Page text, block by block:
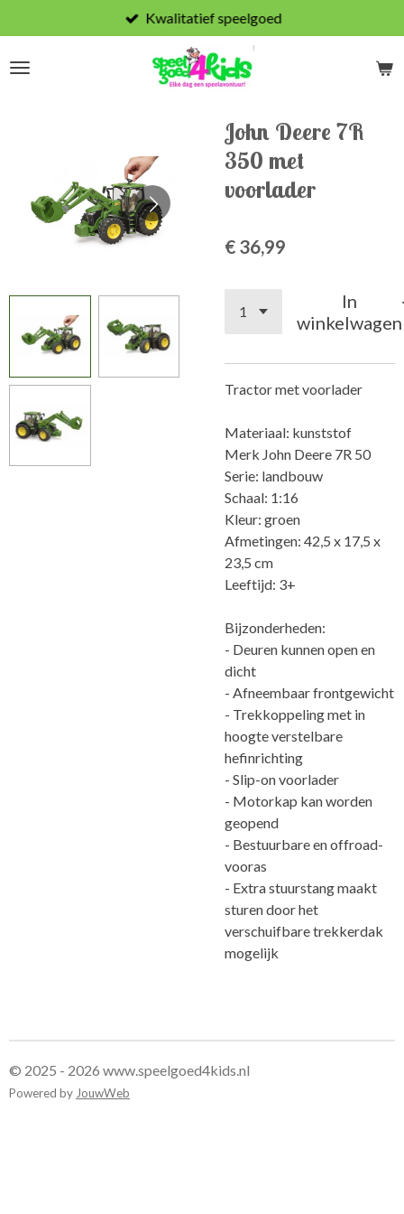
direct
naar
Kwalitatief speelgoed
John Deere 7R
350 met
voorlader
€ 36,99
In
winkelwagen
Tractor met voorlader
Materiaal: kunststof
Merk John Deere 7R 50
Serie: landbouw
Schaal: 1:16
Kleur: groen
Afmetingen: 42,5 x 17,5 x
23,5 cm
Leeftijd: 3+
Bijzonderheden:
- Deuren kunnen open en
dicht
- Afneembaar frontgewicht
- Trekkoppeling met in
hoogte verstelbare
hefinrichting
- Slip-on voorlader
- Motorkap kan worden
geopend
- Bestuurbare en offroad-
vooras
- Extra stuurstang maakt
sturen door het
verschuifbare trekkerdak
mogelijk
© 2025 - 2026 www.speelgoed4kids.nl
Powered by JouwWeb